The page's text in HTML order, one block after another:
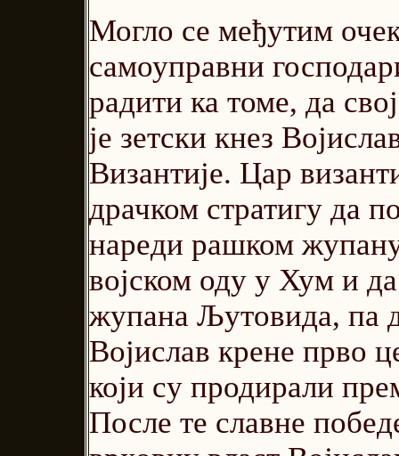
Могло се међутим
самоуправни
радити ка томе, да
је зетски кнез
Византије. Цар
драчком стратигу да
нареди рашком
војском оду у Хум и
жупана Љутовида, па
Војислав крене прво
који су продирали
После те славне